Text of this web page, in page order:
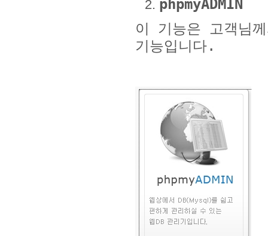
phpmyADMIN
이 기능은 고객님
기능입니다.